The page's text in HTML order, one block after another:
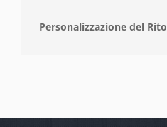
Personalizzazione del Rito